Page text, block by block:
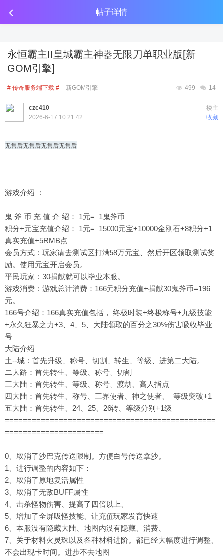
传奇工具分享 点击金币投放广告 点击金币投放广告
帖子详情
永恒霸主II皇城霸主神器无限刀单职业版[新
GOM引擎]
# 传奇服务端下载 # 新GOM引擎 14
499
楼主
czc410
收藏
2026-6-17 10:21:42
无售后无售后无售后无售后
游戏介绍 ：
鬼 斧 币 充 值 介 绍： 1元= 1鬼斧币
积分+元宝充值介绍： 1元= 15000元宝+10000金刚石+8积分+1
真实充值+5RMB点
会员方式：玩家请去测试区打满58万元宝、然后开区领取测试奖
励。使用元宝开启会员。
平民玩家：30捐献就可以毕业本服。
游戏消费：游戏总计消费：166元积分充值+捐献30鬼斧币=196
元。
166号介绍：166真实充值包括， 终极时装+终极称号+九级技能
+永久狂暴之力+3、4、5、大陆领取的百分之30%伤害吸收毕业
号
大陆介绍
土--城：首先升级、称号、切割、转生、等级、进第二大陆。
二大路：首先转生、等级、称号、切割
三大陆：首先转生、等级、称号、渡劫、高人指点
四大陆：首先转生、称号、三界使者、神之使者、 等级突破+1
五大陆：首先转生、24、25、26转、等级分别+1级
===============================================
======================
0、取消了沙巴克传送限制。方便白号传送拿沙。
1、进行调整的内容如下：
2、取消了原地复活属性
3、取消了无敌BUFF属性
4、击杀怪物伤害、提高了四倍以上、
5、增加了全屏吸怪技能、让充值玩家发育快速
6、本服没有隐藏大陆、地图内没有隐藏、消费、
7、关于材料火灵珠以及各种材料进阶。都已经大幅度进行调整、
不会出现卡时间。进步不去地图